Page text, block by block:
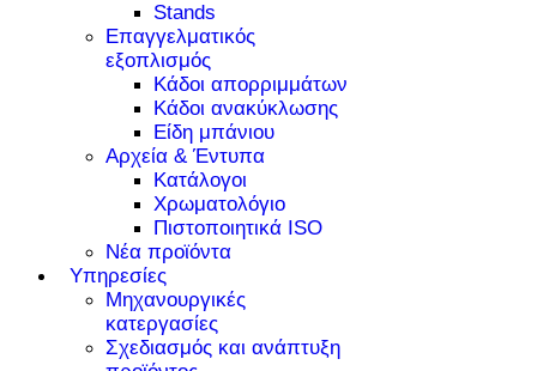
Stands
Επαγγελματικός
εξοπλισμός
Κάδοι απορριμμάτων
Κάδοι ανακύκλωσης
Είδη μπάνιου
Αρχεία & Έντυπα
Κατάλογοι
Χρωματολόγιο
Πιστοποιητικά ISO
Νέα προϊόντα
Υπηρεσίες
Μηχανουργικές
κατεργασίες
Σχεδιασμός και ανάπτυξη